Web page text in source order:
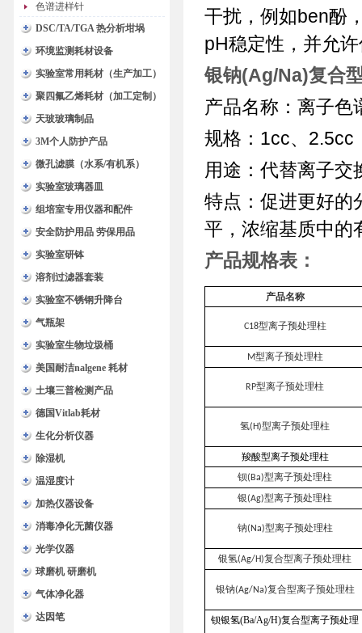
色谱进样针
DSC/TA/TGA 热分析坩埚
环境监测耗材设备
实验室常用耗材（生产加工）
聚四氟乙烯耗材（加工定制）
天玻玻璃制品
3M个人防护产品
微孔滤膜（水系/有机系）
实验室玻璃器皿
组培室专用仪器和配件
安全防护用品 劳保用品
实验室研钵
溶剂过滤器套装
实验室不锈钢升降台
气瓶架
实验室生物垃圾桶
美国耐洁nalgene 耗材
土壤三普检测产品
德国Vitlab耗材
生化分析仪器
除湿机
温湿度计
加热仪器设备
消毒净化无菌仪器
光学仪器
球磨机 研磨机
气体净化器
达因笔
干扰，例如ben酚
pH稳定性，并允
银钠(Ag/Na)复合
产品名称：离子色
规格：1cc、2.5cc
用途：代替离子交
特点：促进更好的
平，浓缩基质中的
产品规格表：
产品名称
C18型离子预处理柱
M型离子预处理柱
RP型离子预处理柱
氢(H)型离子预处理柱
羧酸型离子预处理柱
钡(Ba)型离子预处理柱
银(Ag)型离子预处理柱
钠(Na)型离子预处理柱
银氢(Ag/H)复合型离子预处理柱
银钠(Ag/Na)复合型离子预处理柱
钡银氢(Ba/Ag/H)复合型离子预处理